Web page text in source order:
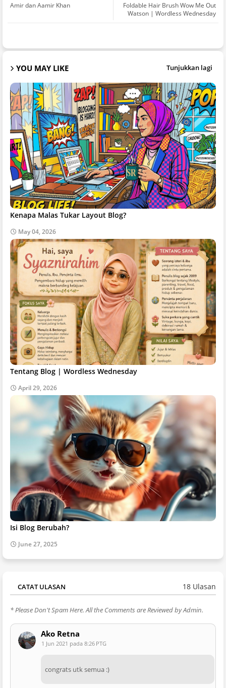
Foldable Hair Brush Wow Me Out
Watson | Wordless Wednesday
Amir dan Aamir Khan
YOU MAY LIKE Tunjukkan lagi
Kenapa Malas Tukar Layout Blog?
May 04, 2026
Tentang Blog | Wordless Wednesday
April 29, 2026
Isi Blog Berubah?
June 27, 2025
CATAT ULASAN 18 Ulasan
* Please Don't Spam Here. All the Comments are Reviewed by Admin.
Ako Retna
1 Jun 2021 pada 8:26 PTG
congrats utk semua :)